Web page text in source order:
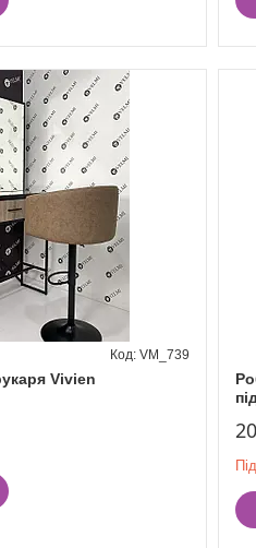
Vivien
VM_739